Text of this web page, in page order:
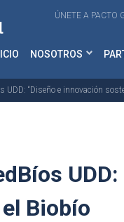
ÚNETE A PACTO
NOSOTROS
UDD: “Diseño e innovación
Biobío